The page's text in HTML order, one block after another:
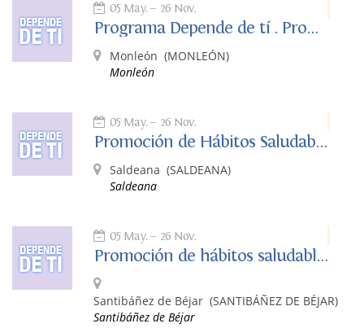
05 May. 26 Nov.
Programa Depende de tí . Promoción de Hábitos Saludables
Monleón (MONLEÓN)
Monleón
05 May. 26 Nov.
Promoción de Hábitos Saludables: Depende de Ti
Saldeana (SALDEANA)
Saldeana
05 May. 26 Nov.
Promoción de hábitos saludables. Depende de ti.
Santibáñez de Béjar (SANTIBÁÑEZ DE BÉJAR)
Santibáñez de Béjar